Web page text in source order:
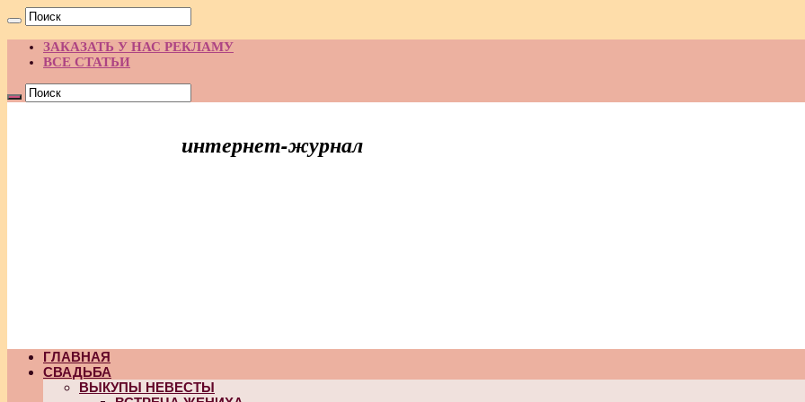
ЗАКАЗАТЬ У НАС РЕКЛАМУ
ВСЕ СТАТЬИ
интернет-журнал
ГЛАВНАЯ
СВАДЬБА
ВЫКУПЫ НЕВЕСТЫ